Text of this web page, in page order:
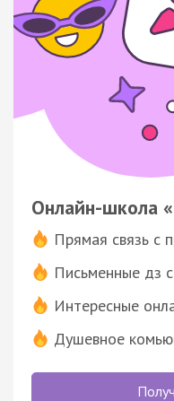
Онлайн-школа
Прямая связь с
Письменные дз
Интересные
Душевное